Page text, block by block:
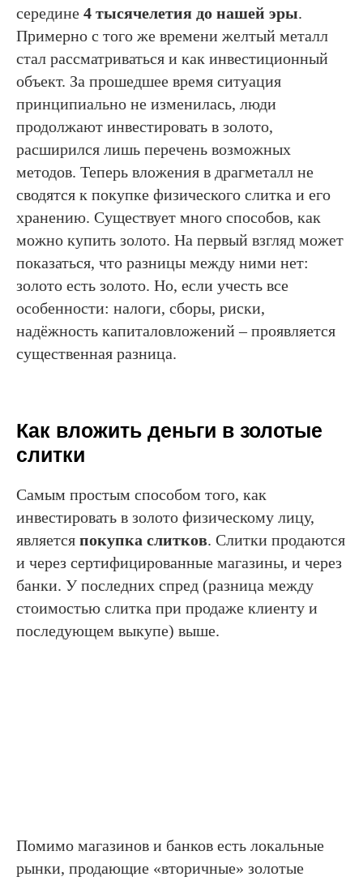
середине 4 тысячелетия до нашей эры.
Примерно с того же времени желтый металл
стал рассматриваться и как инвестиционный
объект. За прошедшее время ситуация
принципиально не изменилась, люди
продолжают инвестировать в золото,
расширился лишь перечень возможных
методов. Теперь вложения в драгметалл не
сводятся к покупке физического слитка и его
хранению. Существует много способов, как
можно купить золото. На первый взгляд может
показаться, что разницы между ними нет:
золото есть золото. Но, если учесть все
особенности: налоги, сборы, риски,
надёжность капиталовложений – проявляется
существенная разница.
Как вложить деньги в золотые
слитки
Самым простым способом того, как
инвестировать в золото физическому лицу,
является покупка слитков. Слитки продаются
и через сертифицированные магазины, и через
банки. У последних спред (разница между
стоимостью слитка при продаже клиенту и
последующем выкупе) выше.
Помимо магазинов и банков есть локальные
рынки, продающие «вторичные» золотые